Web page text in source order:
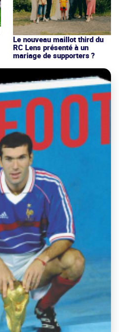
Le nouveau maillot third du
RC Lens présenté à un
mariage de supporters ?